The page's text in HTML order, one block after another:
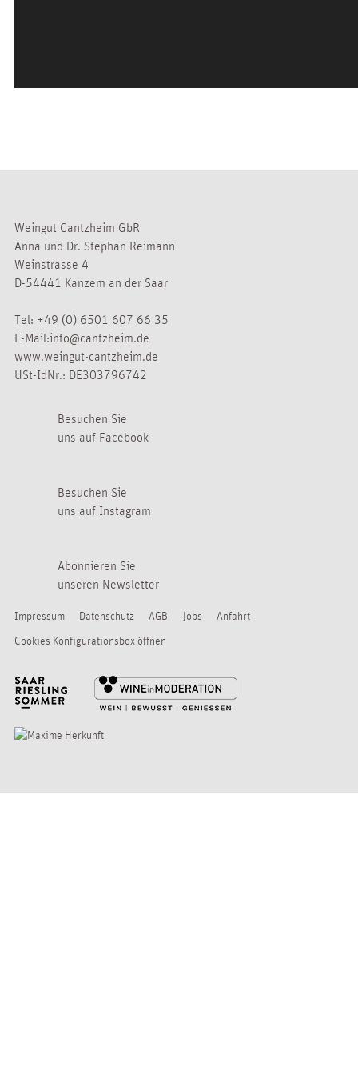
Weingut Cantzheim GbR
Anna und Dr. Stephan Reimann
Weinstrasse 4
D-54441 Kanzem an der Saar
Tel: +49 (0) 6501 607 66 35
E-Mail:info@cantzheim.de
www.weingut-cantzheim.de
USt-IdNr.: DE303796742
Besuchen Sie
uns auf Facebook
Besuchen Sie
uns auf Instagram
Abonnieren Sie
unseren Newsletter
Impressum Datenschutz AGB Jobs
Anfahrt
Cookies Konfigurationsbox öffnen